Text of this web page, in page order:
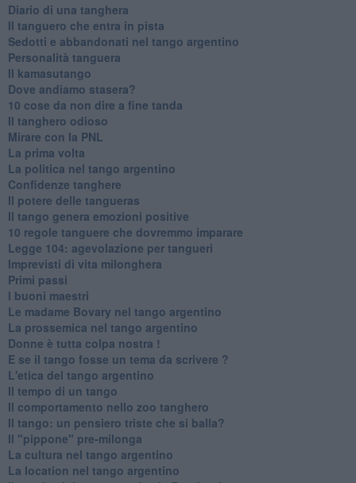
Diario di una tanghera
Il tanguero che entra in pista
Sedotti e abbandonati nel tango argentino
Personalità tanguera
Il kamasutango
Dove andiamo stasera?
10 cose da non dire a fine tanda
Il tanghero odioso
Mirare con la PNL
La prima volta
La politica nel tango argentino
Confidenze tanghere
Il potere delle tangueras
Il tango genera emozioni positive
10 regole tanguere che dovremmo imparare
Legge 104: agevolazione per tangueri
Imprevisti di vita milonghera
Primi passi
I buoni maestri
Le madame Bovary nel tango argentino
La prossemica nel tango argentino
Donne è tutta colpa nostra !
E se il tango fosse un tema da scrivere ?
L'etica del tango argentino
Il tempo di un tango
Il comportamento nello zoo tanghero
Il tango: un pensiero triste che si balla?
Il "pippone" pre-milonga
La cultura nel tango argentino
La location nel tango argentino